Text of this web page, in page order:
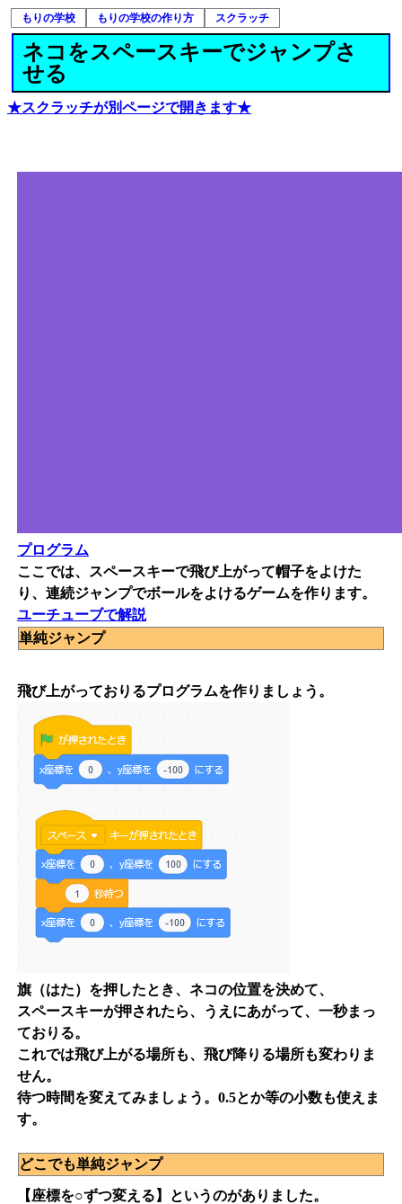
もりの学校 もりの学校の作り方 スクラッチ
ネコをスペースキーでジャンプさ
せる
★スクラッチが別ページで開きます★
プログラム
ここでは、スペースキーで飛び上がって帽子をよけた
り、連続ジャンプでボールをよけるゲームを作ります。
ユーチューブで解説
単純ジャンプ
飛び上がっておりるプログラムを作りましょう。
旗（はた）を押したとき、ネコの位置を決めて、
スペースキーが押されたら、うえにあがって、一秒まっ
ておりる。
これでは飛び上がる場所も、飛び降りる場所も変わりま
せん。
待つ時間を変えてみましょう。0.5とか等の小数も使えま
す。
どこでも単純ジャンプ
【座標を○ずつ変える】というのがありました。